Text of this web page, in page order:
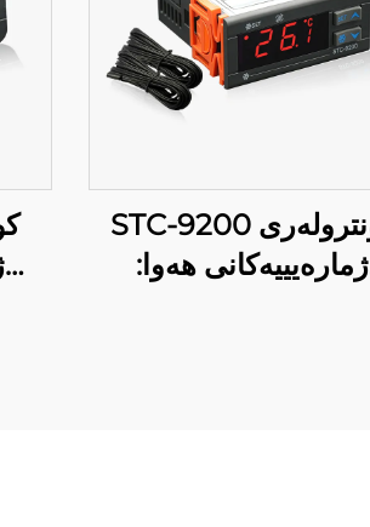
STC-9200 کونترولەری
ژمارەیییەکانی هەوا: